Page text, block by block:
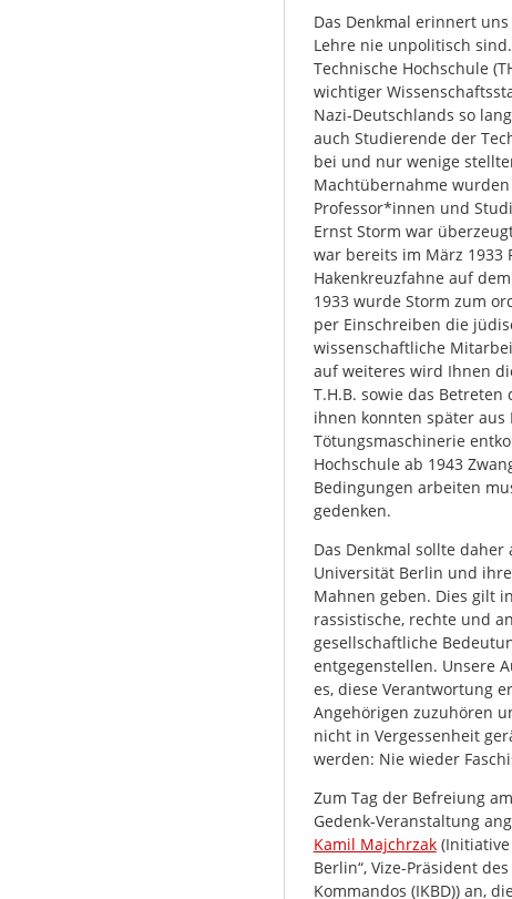
Das Denkmal erinnert
Lehre nie unpolitisch
Technische Hochschule
wichtiger
Nazi-Deutschlands so
auch Studierende der
bei und nur wenige
Machtübernahme
Professor*innen und
Ernst Storm war
war bereits im März 1933
Hakenkreuzfahne auf
1933 wurde Storm zum
per Einschreiben die
wissenschaftliche
auf weiteres wird Ihnen
T.H.B. sowie das
ihnen konnten später
Tötungsmaschinerie
Hochschule ab 1943
Bedingungen arbeiten
gedenken.
Das Denkmal sollte
Universität Berlin und
Mahnen geben. Dies gilt
rassistische, rechte und
gesellschaftliche
entgegenstellen. Unsere
es, diese Verantwortung
Angehörigen zuzuhören
nicht in Vergessenheit
werden: Nie wieder
Zum Tag der Befreiung
Gedenk-Veranstaltung
Kamil Majchrzak(Initiative
Berlin“, Vize-Präsident
Kommandos (IKBD)) an,